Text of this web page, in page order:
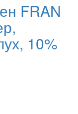
FRAN
10%